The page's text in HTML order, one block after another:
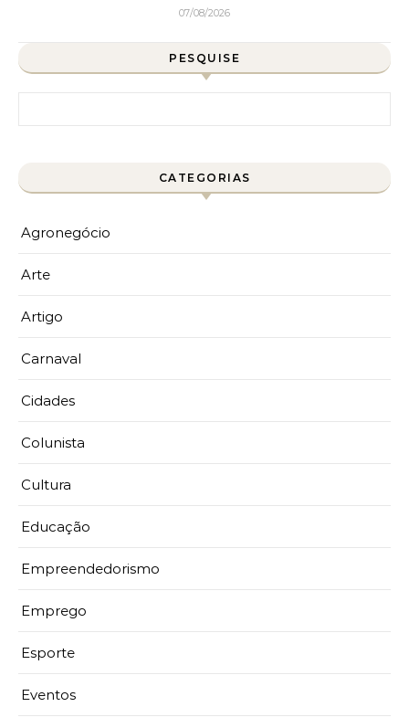
07/08/2026
PESQUISE
CATEGORIAS
Agronegócio
Arte
Artigo
Carnaval
Cidades
Colunista
Cultura
Educação
Empreendedorismo
Emprego
Esporte
Eventos